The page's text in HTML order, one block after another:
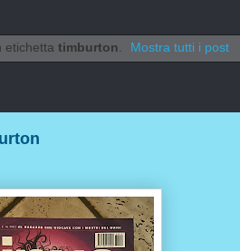
etichetta timburton. Mostra tutti i post